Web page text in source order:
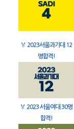
🏅 2023서울과기대 12
명합격!
🏅 2023 서울여대 30명
합격!